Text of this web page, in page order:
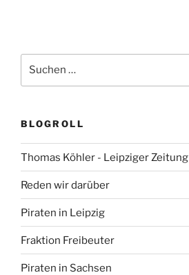
nach:
BLOGROLL
Thomas Köhler - Leipziger Zeitung
Reden wir darüber
Piraten in Leipzig
Fraktion Freibeuter
Piraten in Sachsen